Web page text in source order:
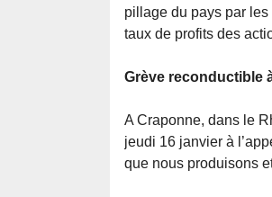
pillage du pays par
taux de profits des
Grève reconductible
A Craponne, dans le
jeudi 16 janvier à
que nous produisons